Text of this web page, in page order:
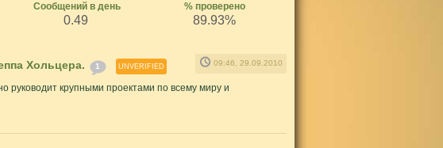
Сообщений в день % проверено
0.49 89.93%
Хольцера. 1 UNVERIFIED 09:46, 29.09.2010
руководит крупными проектами по всему миру и